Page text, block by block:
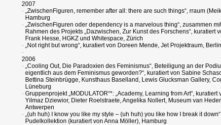
2007
- „ZwischenFiguren, remember after all: there are such things“, rraum
Hamburg
- „ZwischenFiguren oder dependency is a marvelous thing“, zusammen
Rahmen des Projekts „Dazwischen, Zur Kunst des Forschens“, kuratiert
Frank Hesse, HGKZ und Whitespace, Zürich
- „Not right but wrong“, kuratiert von Doreen Mende, Jet Projektraum, Berlin
-
2006
- „Cooling Out, Die Paradoxien des Feminismus“, Beteiligung an der
eigentlich aus dem Feminismus geworden?“, kuratiert von Sabine
Bettina Steinbrügge, Kunsthaus Baselland, Lewis Glucksman Gallery,
Lüneburg
- Gruppenprojekt „MODULATOR“*: „Academy, Learning from Art“, kuratiert
Yilmaz Dziewior, Dieter Roelstraete, Angelika Nollert, Museum van
Antwerpen
- „(uh huh) I know you like my style – (uh huh) you like how I break it
Pudelkollektion (kuratiert von Anna Möller), Hamburg